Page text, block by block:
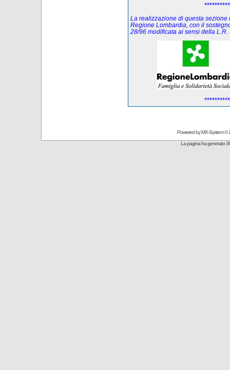
La realizzazione di questa sezione
Regione Lombardia, con il
28/96 modificata ai sensi della
Powered byMX-System©
La pagina ha generato